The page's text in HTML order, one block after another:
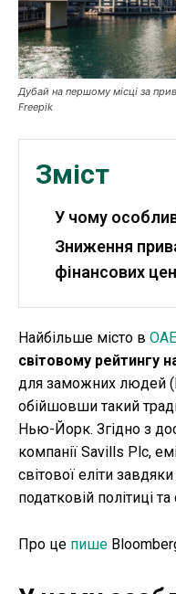
Курс валют
Ми в соц.
Дубай на першому місці за
Freepik
Зміст
У чому
Зниження
фінансових
Найбільше місто в ОАЕ
світовому рейтингу
для заможних людей
обійшовши такий
Нью-Йорк. Згідно з
компанії Savills Plc,
світової еліти
податковій політиці
Про це пише